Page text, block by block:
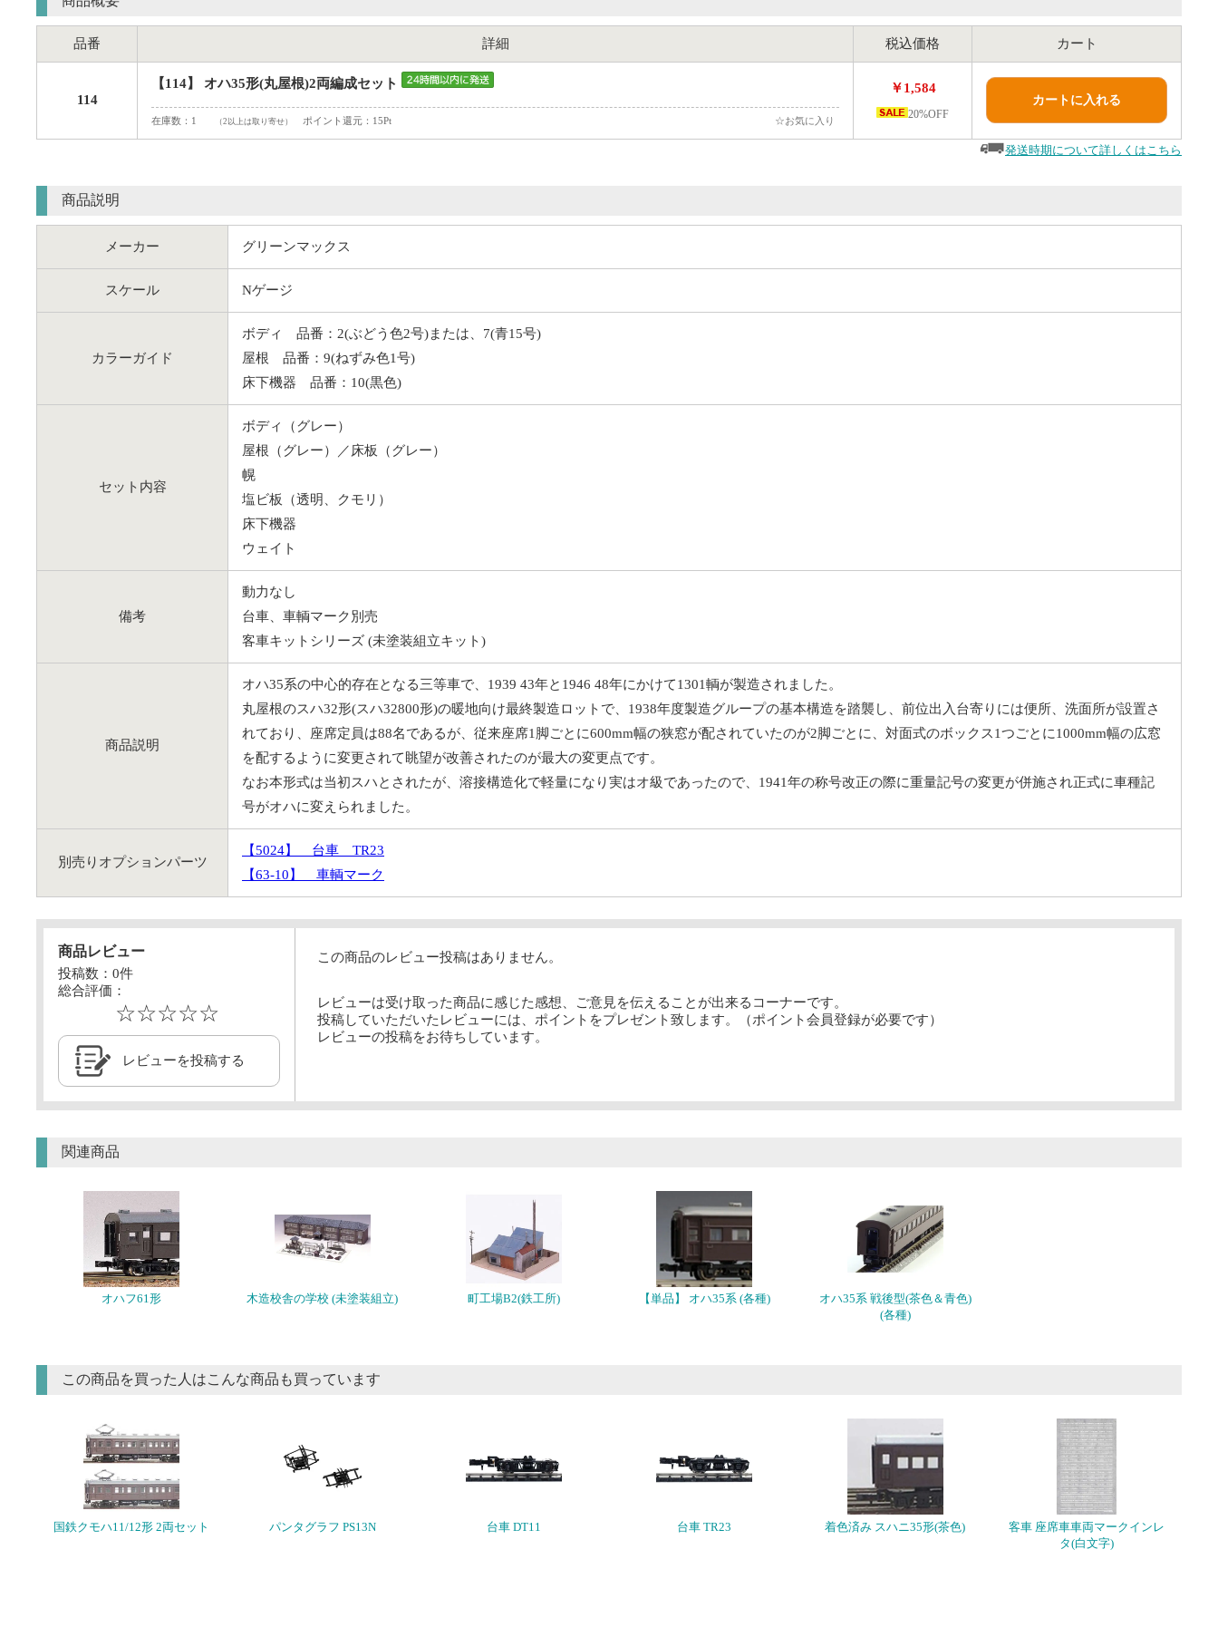
品番 詳細 税込価格 カート
114
【114】 オハ35形(丸屋根)2両編成セット
在庫数：1 （2以上は取り寄せ） ポイント還元：15Pt ☆お気に入り
￥1,584
20%OFF
カートに入れる
発送時期について詳しくはこちら
商品説明
メーカー グリーンマックス
スケール Nゲージ
カラーガイド
ボディ 品番：2(ぶどう色2号)または、7(青15号)
屋根 品番：9(ねずみ色1号)
床下機器 品番：10(黒色)
セット内容
ボディ（グレー）
屋根（グレー）／床板（グレー）
幌
塩ビ板（透明、クモリ）
床下機器
ウェイト
備考
動力なし
台車、車輌マーク別売
客車キットシリーズ (未塗装組立キット)
商品説明
オハ35系の中心的存在となる三等車で、1939 43年と1946 48年にかけて1301輌が製造されました。
丸屋根のスハ32形(スハ32800形)の暖地向け最終製造ロットで、1938年度製造グループの基本構造を踏襲し、前位出入台寄りには便所、洗面所が設置さ
れており、座席定員は88名であるが、従来座席1脚ごとに600mm幅の狭窓が配されていたのが2脚ごとに、対面式のボックス1つごとに1000mm幅の広窓
を配するように変更されて眺望が改善されたのが最大の変更点です。
なお本形式は当初スハとされたが、溶接構造化で軽量になり実はオ級であったので、1941年の称号改正の際に重量記号の変更が併施され正式に車種記
号がオハに変えられました。
別売りオプションパーツ
【5024】
台車 TR23
【63-10】
車輌マーク
商品レビュー
投稿数： 0件
総合評価：
☆☆☆☆☆
レビューを投稿する
この商品のレビュー投稿はありません。
レビューは受け取った商品に感じた感想、ご意見を伝えることが出来るコーナーです。
投稿していただいたレビューには、ポイントをプレゼント致します。（ポイント会員登録が必要です）
レビューの投稿をお待ちしています。
関連商品
オハフ61形 木造校舎の学校 (未塗装組立) 町工場B2(鉄工所) 【単品】 オハ35系 (各種)
オハ35系 戦後型(茶色＆青色)
(各種)
この商品を買った人はこんな商品も買っています
国鉄クモハ11/12形 2両セット パンタグラフ PS13N 台車 DT11 台車 TR23 着色済み スハニ35形(茶色)
客車 座席車車両マークインレ
タ(白文字)